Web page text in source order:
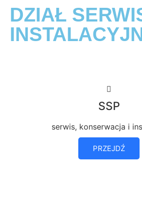
DZIAŁ
SSP
serwis, konserwacja i
PRZEJDŹ